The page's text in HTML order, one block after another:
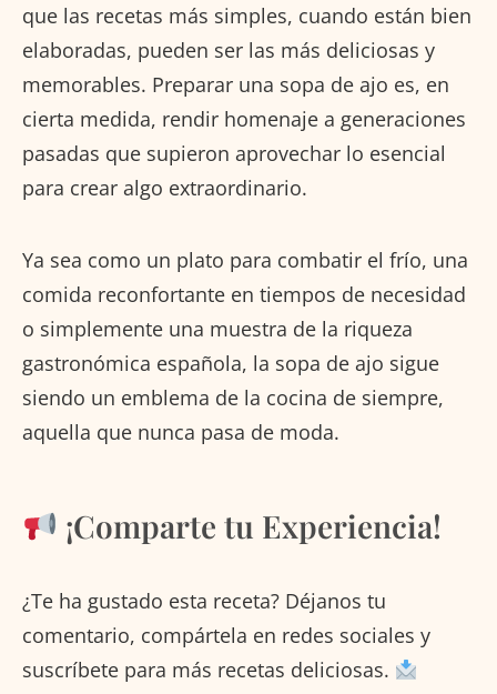
que las recetas más simples, cuando están bien
elaboradas, pueden ser las más deliciosas y
memorables. Preparar una sopa de ajo es, en
cierta medida, rendir homenaje a generaciones
pasadas que supieron aprovechar lo esencial
para crear algo extraordinario.
Ya sea como un plato para combatir el frío, una
comida reconfortante en tiempos de necesidad
o simplemente una muestra de la riqueza
gastronómica española, la sopa de ajo sigue
siendo un emblema de la cocina de siempre,
aquella que nunca pasa de moda.
¡Comparte tu Experiencia!
¿Te ha gustado esta receta? Déjanos tu
comentario, compártela en redes sociales y
suscríbete para más recetas deliciosas.